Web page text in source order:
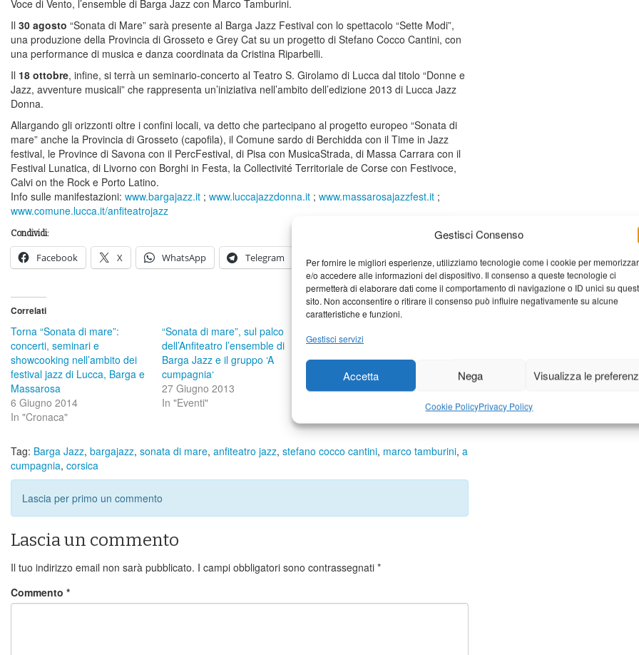
Gestisci Consenso
Per fornire le migliori esperienze, utilizziamo tecnologie come i cookie per
e/o accedere alle informazioni del dispositivo. Il consenso a queste tecnologie ci
permetterà di elaborare dati come il comportamento di navigazione o ID unici su
sito. Non acconsentire o ritirare il consenso può influire negativamente su alcune
caratteristiche e funzioni.
Gestisci servizi
Accetta Nega Visualizza le
Cookie PolicyPrivacy Policy
Voce di Vento, l’ensemble di Barga Jazz con Marco Tamburini.
Il 30 agosto “Sonata di Mare” sarà presente al Barga Jazz Festival con lo spettacolo “Sette Modi”,
una produzione della Provincia di Grosseto e Grey Cat su un progetto di Stefano Cocco Cantini, con
una performance di musica e danza coordinata da Cristina Riparbelli.
Il 18 ottobre, infine, si terrà un seminario-concerto al Teatro S. Girolamo di Lucca dal titolo “Donne e
Jazz, avventure musicali” che rappresenta un’iniziativa nell’ambito dell’edizione 2013 di Lucca Jazz
Donna.
Allargando gli orizzonti oltre i confini locali, va detto che partecipano al progetto europeo “Sonata di
mare” anche la Provincia di Grosseto (capofila), il Comune sardo di Berchidda con il Time in Jazz
festival, le Province di Savona con il PercFestival, di Pisa con MusicaStrada, di Massa Carrara con il
Festival Lunatica, di Livorno con Borghi in Festa, la Collectivité Territoriale de Corse con Festivoce,
Calvi on the Rock e Porto Latino.
Info sulle manifestazioni: www.bargajazz.it ; www.luccajazzdonna.it ; www.massarosajazzfest.it ;
www.comune.lucca.it/anfiteatrojazz
Condividi:
Facebook X WhatsApp Telegram Stampa
Correlati
Torna “Sonata di mare”:
concerti, seminari e
showcooking nell’ambito dei
festival jazz di Lucca, Barga e
Massarosa
6 Giugno 2014
In "Cronaca"
“Sonata di mare”, sul palco
dell’Anfiteatro l’ensemble di
Barga Jazz e il gruppo ‘A
cumpagnia‘
27 Giugno 2013
In "Eventi"
improvvisazione e danza con
“Sette Modi” di Cantini
31 Agosto 2013
In "Cultura"
Tag: Barga Jazz, bargajazz, sonata di mare, anfiteatro jazz, stefano cocco cantini, marco tamburini, a
cumpagnia, corsica
Lascia per primo un commento
Lascia un commento
Il tuo indirizzo email non sarà pubblicato. I campi obbligatori sono contrassegnati *
Commento *